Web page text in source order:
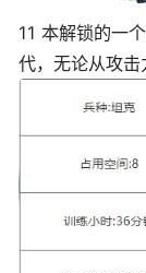
11 本解锁的一
代，无论从攻击